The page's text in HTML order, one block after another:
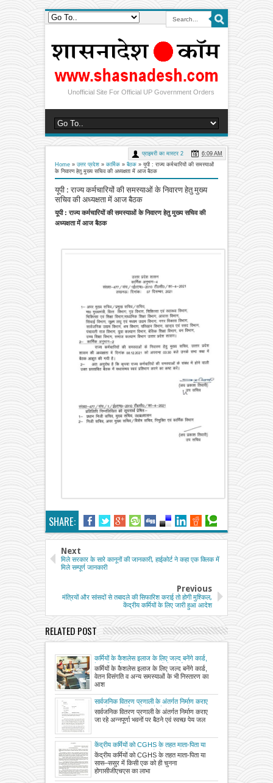
Unofficial Site For Official UP Government Orders
Home » उत्तर प्रदेश » कार्मिक » बैठक » यूपी : राज्य कर्मचारियों की समस्याओं
के निवारण हेतु मुख्य सचिव की अध्यक्षता में आज बैठक
यूपी : राज्य कर्मचारियों की समस्याओं के निवारण हेतु मुख्य
सचिव की अध्यक्षता में आज बैठक
प्राइमरी का मास्टर 2 6:09 AM
यूपी : राज्य कर्मचारियों की समस्याओं के निवारण हेतु मुख्य सचिव की
अध्यक्षता में आज बैठक
SHARE:
Next
मिले सरकार के सारे कानूनों की जानकारी, हाईकोर्ट ने कहा एक क्लिक में
मिले सम्पूर्ण जानकारी
Previous
मंत्रियों और सांसदों से तबादले की सिफारिश कराई तो होगी मुश्किल,
केंद्रीय कर्मियों के लिए जारी हुआ आदेश
RELATED POST
कर्मियों के कैशलेस इलाज के लिए जल्द बनेंगे कार्ड,
वेतन विसंगति व अन्य समस्याओं के भी निस्तारण का
आश्वासन, अपर मुख्य सचिव कार्मिक वार्ता में कई
बिंदुओं पर बनी सहमति
कर्मियों के कैशलेस इलाज के लिए जल्द बनेंगे कार्ड,
वेतन विसंगति व अन्य समस्याओं के भी निस्तारण का
आश
सार्वजनिक वितरण प्रणाली के अंतर्गत निर्माण कराए
जा रहे अन्नपूर्णा भवनों पर बैठने एवं स्वच्छ पेय जल
की समुचित व्यवस्था हेतु अतिरिक्त धनराशि वृद्धि का
आदेश जारी
सार्वजनिक वितरण प्रणाली के अंतर्गत निर्माण कराए
जा रहे अन्नपूर्णा भवनों पर बैठने एवं स्वच्छ पेय जल
केंद्रीय कर्मियों को CGHS के तहत माता-पिता या
सास–ससुर में किसी एक को ही चुनना होगा
केंद्रीय कर्मियों को CGHS के तहत माता-पिता या
सास–ससुर में किसी एक को ही चुनना
होगासीजीएचएस का लाभा